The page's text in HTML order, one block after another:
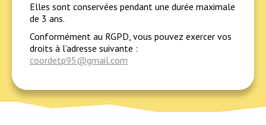
Elles sont conservées pendant une durée maximale
de 3 ans.
Conformément au RGPD, vous pouvez exercer vos
droits à l’adresse suivante :
coordetp95@gmail.com